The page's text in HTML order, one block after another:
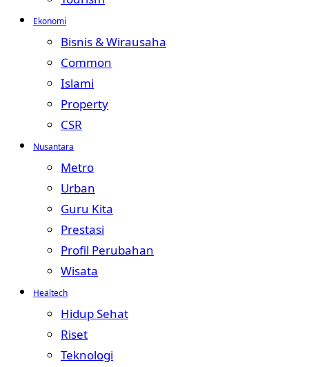
Ekonomi
Bisnis & Wirausaha
Common
Islami
Property
CSR
Nusantara
Metro
Urban
Guru Kita
Prestasi
Profil Perubahan
Wisata
Healtech
Hidup Sehat
Riset
Teknologi